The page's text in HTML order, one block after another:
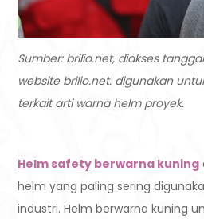
Sumber: brilio.net, diakses
website brilio.net. digunakan
terkait arti warna helm proyek.
Helm safety berwarna kuning
helm yang paling sering
industri. Helm berwarna kuning